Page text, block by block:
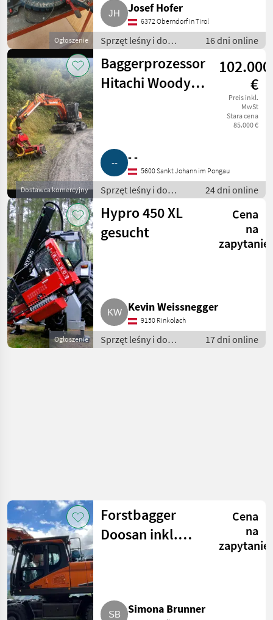
Ogłoszenie
Josef Hofer
6372 Oberndorf in Tirol
Sprzęt leśny i do
obróbki drewna / Inny
sprzęt leśny i do
obróbki drewna
16 dni online
Dostawca komercyjny
Baggerprozessor
Hitachi Woody
102.000
€
Preis inkl.
MwSt
Stara cena
85.000 €
- -
5600 Sankt Johann im Pongau
Sprzęt leśny i do
obróbki drewna / Inny
sprzęt leśny i do
obróbki drewna
24 dni online
Ogłoszenie
Hypro 450 XL
gesucht
Cena
na
zapytanie
Kevin Weissnegger
9150 Rinkolach
Sprzęt leśny i do
obróbki drewna / Inny
17 dni online
Forstbagger
Doosan inkl.
DX210W-7
Cena
na
zapytanie
Simona Brunner